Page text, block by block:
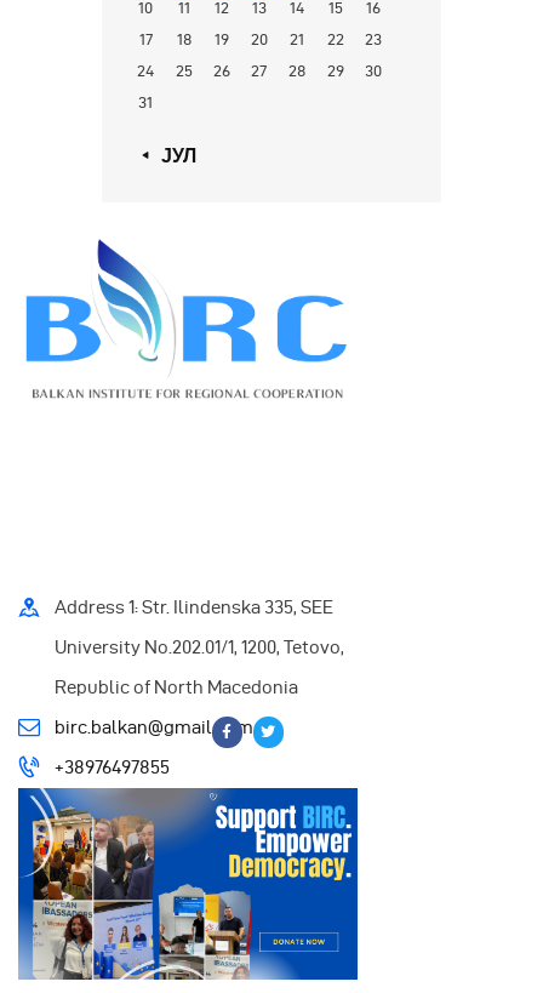
10
11 12 13 14 15
16
17
18 19 20 21 22
23
24
25 26 27 28 29
30
31
« ЈУЛ
Address 1: Str. Ilindenska 335, SEE
University No.202.01/1, 1200, Tetovo,
Republic of North Macedonia
birc.balkan@gmail.com
+38976497855